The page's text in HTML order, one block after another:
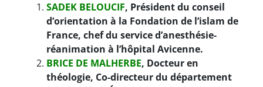
SADEK BELOUCIF, Président du conseil
d’orientation à la Fondation de l’islam de
France, chef du service d’anesthésie-
réanimation à l’hôpital Avicenne.
BRICE DE MALHERBE, Docteur en
théologie, Co-directeur du département